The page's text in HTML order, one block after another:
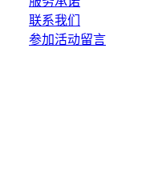
联系我们
参加活动留言